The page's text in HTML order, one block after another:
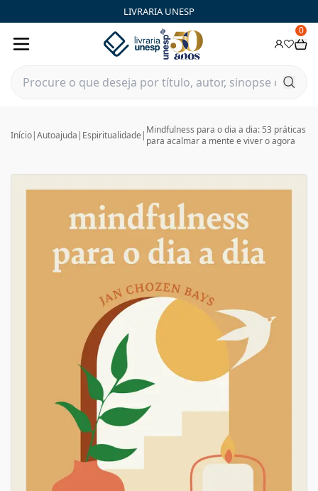
LIVRARIA UNESP
0
Início|Autoajuda | Espiritualidade | Mindfulness para o dia a dia: 53 práticas
para acalmar a mente e viver o agora